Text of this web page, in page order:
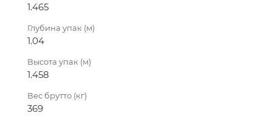
1.465
Глубина упак (м)
1.04
Высота упак (м)
1.458
Вес брутто (кг)
369